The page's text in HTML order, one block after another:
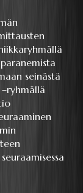
seinästä